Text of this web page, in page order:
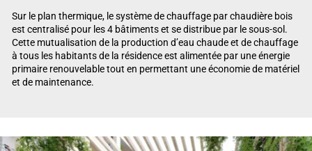
Sur le plan thermique, le système de chauffage par chaudière bois
est centralisé pour les 4 bâtiments et se distribue par le sous-sol.
Cette mutualisation de la production d’eau chaude et de chauffage
à tous les habitants de la résidence est alimentée par une énergie
primaire renouvelable tout en permettant une économie de matériel
et de maintenance.